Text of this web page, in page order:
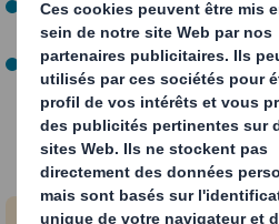
évolutives.
Maîtriser le recyclage.
4 piliers